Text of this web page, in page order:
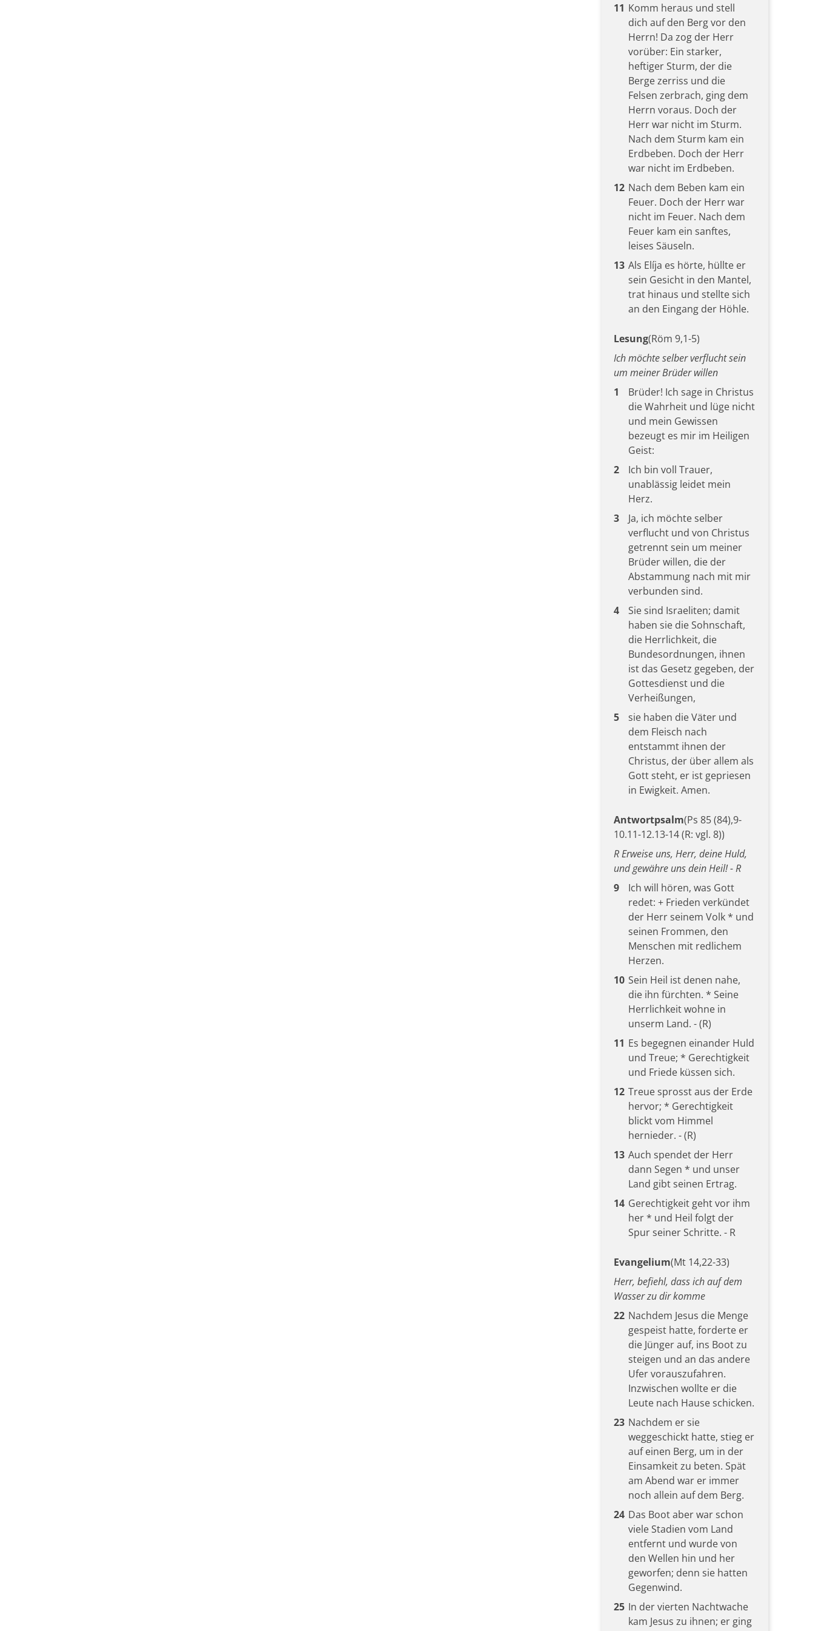
11 Komm heraus und stell
dich auf den Berg vor den
Herrn! Da zog der Herr
vorüber: Ein starker,
heftiger Sturm, der die
Berge zerriss und die
Felsen zerbrach, ging dem
Herrn voraus. Doch der
Herr war nicht im Sturm.
Nach dem Sturm kam ein
Erdbeben. Doch der Herr
war nicht im Erdbeben.
12 Nach dem Beben kam ein
Feuer. Doch der Herr war
nicht im Feuer. Nach dem
Feuer kam ein sanftes,
leises Säuseln.
13 Als Elíja es hörte, hüllte er
sein Gesicht in den Mantel,
trat hinaus und stellte sich
an den Eingang der Höhle.
Lesung(Röm 9,1-5)
Ich möchte selber verflucht sein
um meiner Brüder willen
1
Brüder! Ich sage in Christus
die Wahrheit und lüge nicht
und mein Gewissen
bezeugt es mir im Heiligen
Geist:
2
Ich bin voll Trauer,
unablässig leidet mein
Herz.
3
Ja, ich möchte selber
verflucht und von Christus
getrennt sein um meiner
Brüder willen, die der
Abstammung nach mit mir
verbunden sind.
4
Sie sind Israeliten; damit
haben sie die Sohnschaft,
die Herrlichkeit, die
Bundesordnungen, ihnen
ist das Gesetz gegeben, der
Gottesdienst und die
Verheißungen,
5
sie haben die Väter und
dem Fleisch nach
entstammt ihnen der
Christus, der über allem als
Gott steht, er ist gepriesen
in Ewigkeit. Amen.
Antwortpsalm(Ps 85 (84),9-
10.11-12.13-14 (R: vgl. 8))
R Erweise uns, Herr, deine Huld,
und gewähre uns dein Heil! - R
9
Ich will hören, was Gott
redet: + Frieden verkündet
der Herr seinem Volk * und
seinen Frommen, den
Menschen mit redlichem
Herzen.
10 Sein Heil ist denen nahe,
die ihn fürchten. * Seine
Herrlichkeit wohne in
unserm Land. - (R)
11 Es begegnen einander Huld
und Treue; * Gerechtigkeit
und Friede küssen sich.
12 Treue sprosst aus der Erde
hervor; * Gerechtigkeit
blickt vom Himmel
hernieder. - (R)
13 Auch spendet der Herr
dann Segen * und unser
Land gibt seinen Ertrag.
14 Gerechtigkeit geht vor ihm
her * und Heil folgt der
Spur seiner Schritte. - R
Evangelium(Mt 14,22-33)
Herr, befiehl, dass ich auf dem
Wasser zu dir komme
22 Nachdem Jesus die Menge
gespeist hatte, forderte er
die Jünger auf, ins Boot zu
steigen und an das andere
Ufer vorauszufahren.
Inzwischen wollte er die
Leute nach Hause schicken.
23 Nachdem er sie
weggeschickt hatte, stieg er
auf einen Berg, um in der
Einsamkeit zu beten. Spät
am Abend war er immer
noch allein auf dem Berg.
24 Das Boot aber war schon
viele Stadien vom Land
entfernt und wurde von
den Wellen hin und her
geworfen; denn sie hatten
Gegenwind.
25 In der vierten Nachtwache
kam Jesus zu ihnen; er ging